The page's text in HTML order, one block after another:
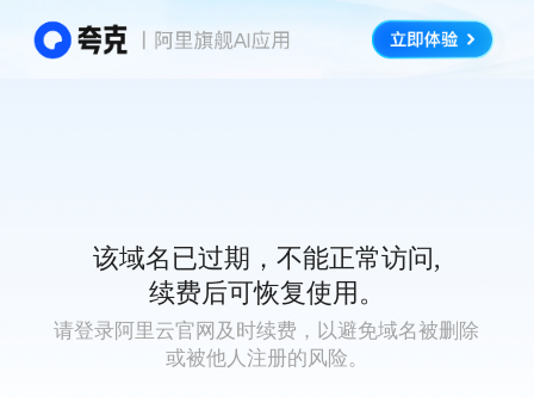
该域名已过期，不能正常访问,
续费后可恢复使用。
请登录阿里云官网及时续费，以避免域名被删除
或被他人注册的风险。